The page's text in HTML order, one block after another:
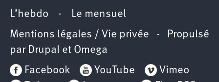
L’hebdo - Le mensuel
Mentions légales / Vie privée - Propulsé
par Drupal et Omega
Facebook
YouTube
Vimeo